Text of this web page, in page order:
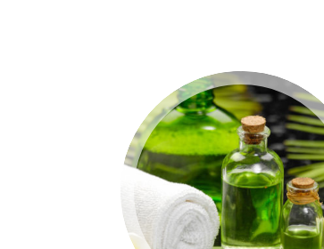
ELEMENTUM
METUS
Aenean scelerisque metus
interdum tortor laoreet,